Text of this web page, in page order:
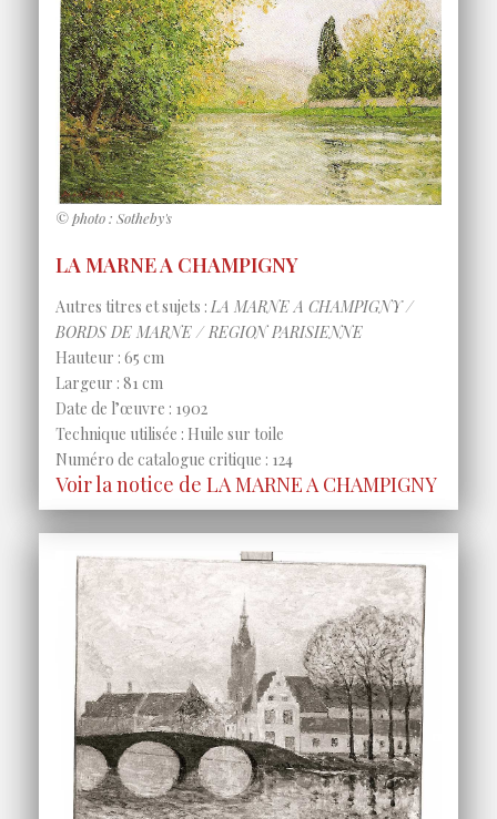
© photo : Sotheby's
LA MARNE A CHAMPIGNY
Autres titres et sujets : LA MARNE A CHAMPIGNY /
BORDS DE MARNE / REGION PARISIENNE
Hauteur : 65 cm
Largeur : 81 cm
Date de l’œuvre : 1902
Technique utilisée : Huile sur toile
Numéro de catalogue critique : 124
Voir la notice de LA MARNE A CHAMPIGNY